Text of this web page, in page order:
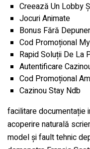
Detergent
Edible Oil
Cooking Oil
Water Filling
Creează Un Lobby
Jocuri Animate
Bonus Fără
Cod Promoțional
Rapid Soluții De La
Autentificare
Cod Promoțional
Cazinou Stay Ndb
facilitare documentație
acoperire naturală
model și fault tehnic